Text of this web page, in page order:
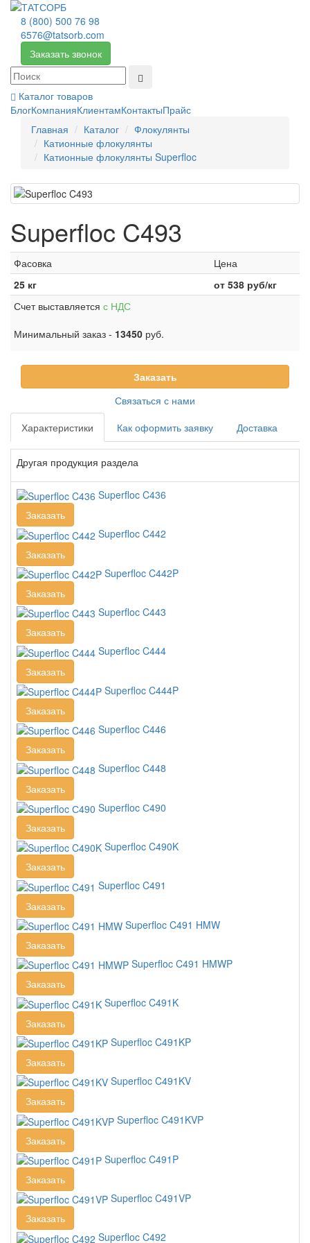
8 (800) 500 76 98
6576@tatsorb.com
Заказать звонок
Каталог товаров
БлогКомпанияКлиентамКонтактыПрайс
Главная
Каталог
Флокулянты
Катионные флокулянты
Катионные флокулянты Superfloc
Superfloc C493
Фасовка
Цена
25 кг
от 538 руб/кг
Счет выставляется с НДС
Минимальный заказ - 13450 руб.
Заказать
Связаться с нами
Характеристики
Как оформить заявку Доставка
Другая продукция раздела
Superfloc C436
Заказать
Superfloc C442
Заказать
Superfloc C442P
Заказать
Superfloc C443
Заказать
Superfloc C444
Заказать
Superfloc C444P
Заказать
Superfloc C446
Заказать
Superfloc C448
Заказать
Superfloc С490
Заказать
Superfloc C490K
Заказать
Superfloc C491
Заказать
Superfloc C491 HMW
Заказать
Superfloc C491 HMWP
Заказать
Superfloc C491K
Заказать
Superfloc C491KP
Заказать
Superfloc C491KV
Заказать
Superfloc C491KVP
Заказать
Superfloc C491P
Заказать
Superfloc C491VP
Заказать
Superfloc C492